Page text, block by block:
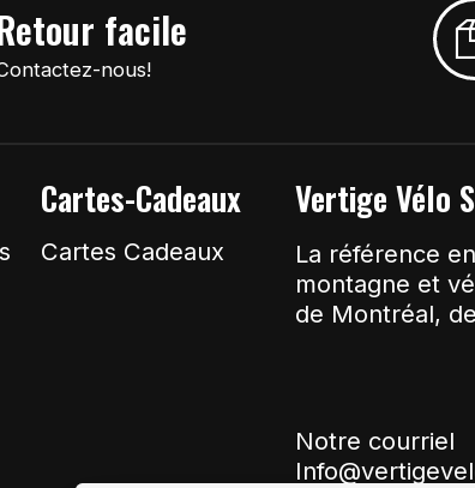
facile
nous!
Cartes-Cadeaux
Cartes Cadeaux
Vertige Vélo
La référence
montagne et
de Montréal,
Notre courriel